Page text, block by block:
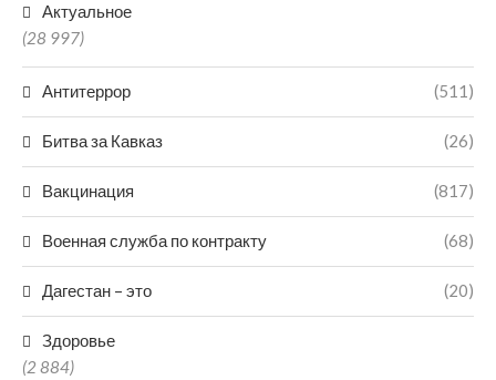
Актуальное
(28 997)
Антитеррор (511)
Битва за Кавказ (26)
Вакцинация (817)
Военная служба по контракту (68)
Дагестан – это (20)
Здоровье
(2 884)